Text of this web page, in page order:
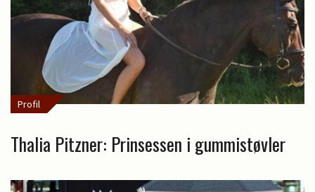
Profil
Thalia Pitzner: Prinsessen i gummistøvler